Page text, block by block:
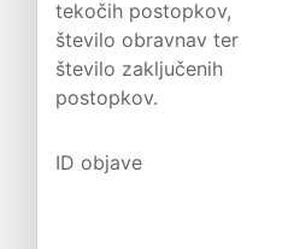
tekočih postopkov,
število obravnav ter
število zaključenih
postopkov.
ID objave